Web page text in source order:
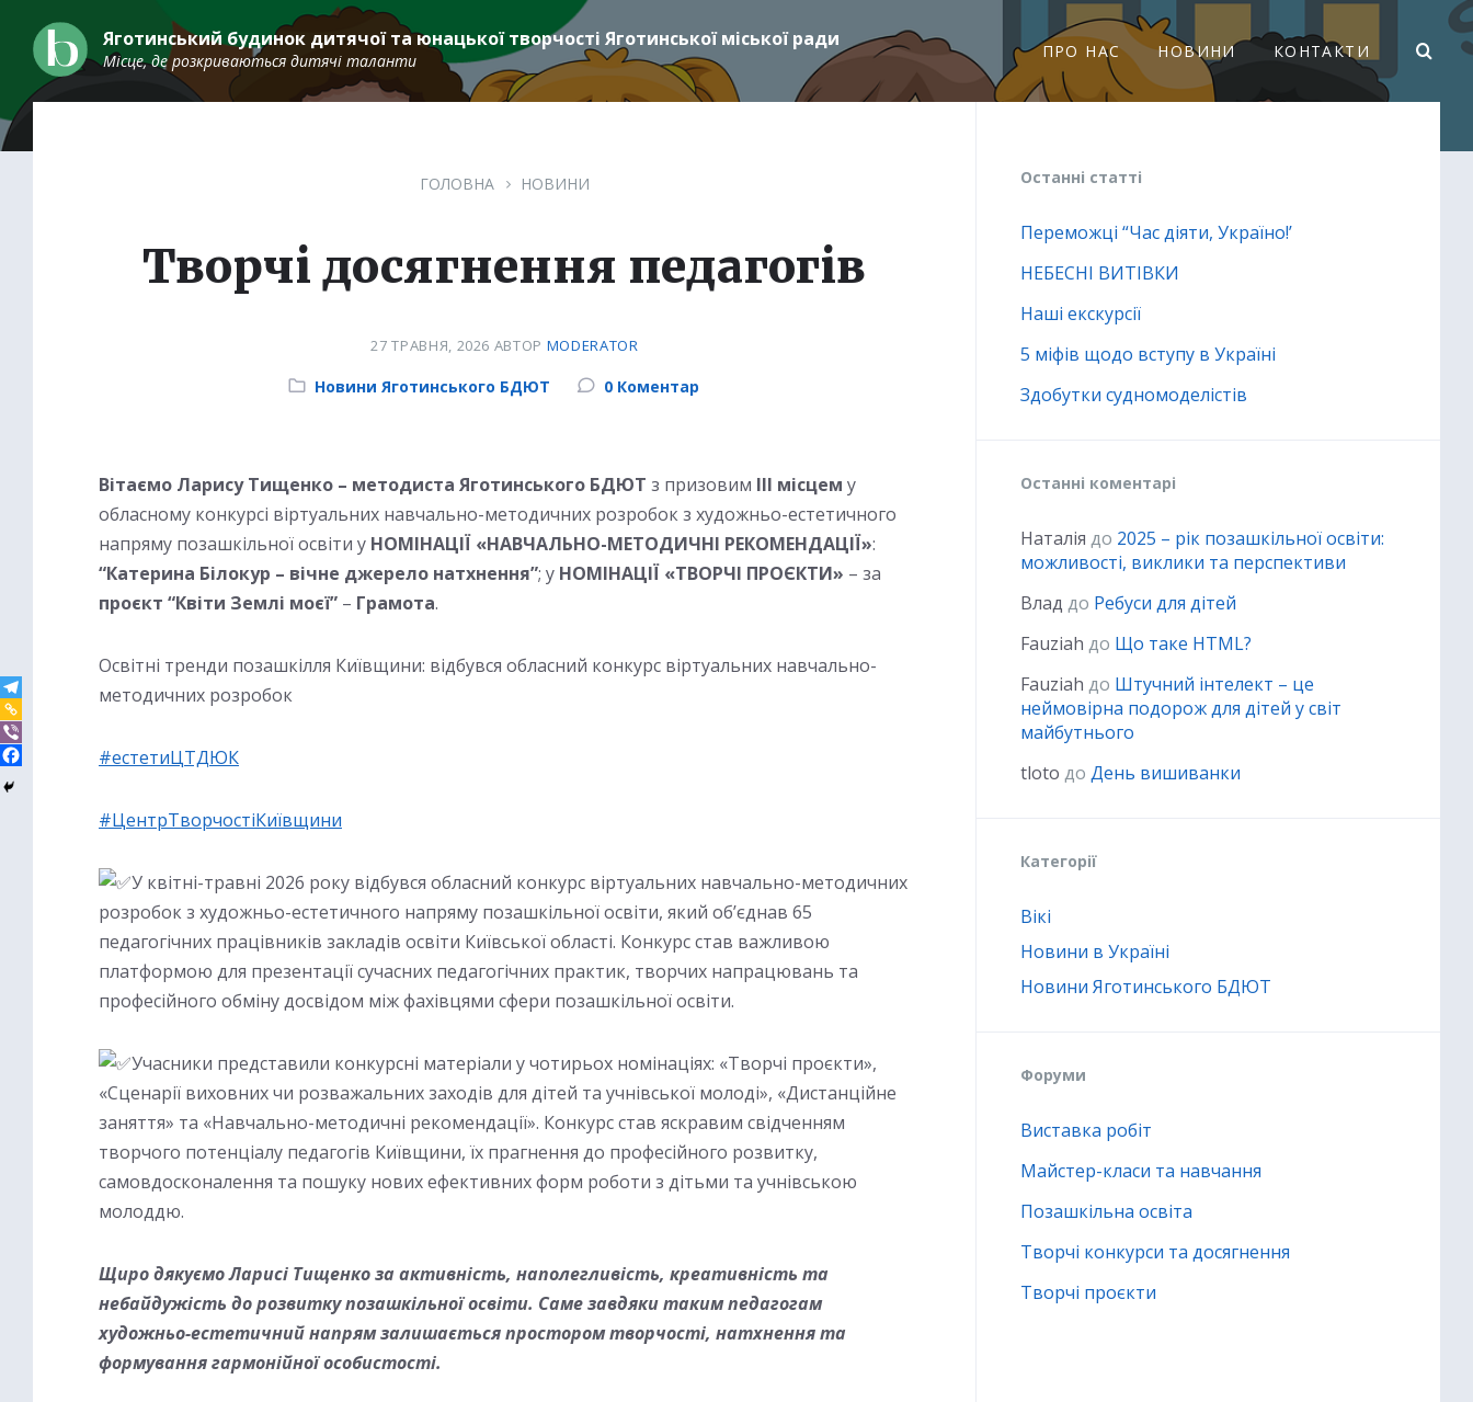
content
main
navigation
footer
Яготинський будинок дитячої та юнацької творчості Яготинської міської ради
Місце, де розкриваються дитячі таланти ПРО НАС НОВИНИ КОНТАКТИ
ГОЛОВНА НОВИНИ
Творчі досягнення педагогів
27 ТРАВНЯ, 2026 АВТОР MODERATOR
Category:
Новини Яготинського БДЮТ 0 Коментар
Вітаємо Ларису Тищенко – методиста Яготинського БДЮТ з призовим ІІІ місцем у
обласному конкурсі віртуальних навчально-методичних розробок з художньо-естетичного
напряму позашкільної освіти у НОМІНАЦІЇ «НАВЧАЛЬНО-МЕТОДИЧНІ РЕКОМЕНДАЦІЇ»:
“Катерина Білокур – вічне джерело натхнення”; у НОМІНАЦІЇ «ТВОРЧІ ПРОЄКТИ» – за
проєкт “Квіти Землі моєї” – Грамота.
Освітні тренди позашкілля Київщини: відбувся обласний конкурс віртуальних навчально-
методичних розробок
#естетиЦТДЮК
#ЦентрТворчостіКиївщини
У квітні-травні 2026 року відбувся обласний конкурс віртуальних навчально-методичних
розробок з художньо-естетичного напряму позашкільної освіти, який об’єднав 65
педагогічних працівників закладів освіти Київської області. Конкурс став важливою
платформою для презентації сучасних педагогічних практик, творчих напрацювань та
професійного обміну досвідом між фахівцями сфери позашкільної освіти.
Учасники представили конкурсні матеріали у чотирьох номінаціях: «Творчі проєкти»,
«Сценарії виховних чи розважальних заходів для дітей та учнівської молоді», «Дистанційне
заняття» та «Навчально-методичні рекомендації». Конкурс став яскравим свідченням
творчого потенціалу педагогів Київщини, їх прагнення до професійного розвитку,
самовдосконалення та пошуку нових ефективних форм роботи з дітьми та учнівською
молоддю.
Щиро дякуємо Ларисі Тищенко за активність, наполегливість, креативність та
небайдужість до розвитку позашкільної освіти. Саме завдяки таким педагогам
художньо-естетичний напрям залишається простором творчості, натхнення та
формування гармонійної особистості.
Останні статті
Переможці “Час діяти, Україно!’
НЕБЕСНІ ВИТІВКИ
Наші екскурсії
5 міфів щодо вступу в Україні
Здобутки судномоделістів
Останні коментарі
Наталія до 2025 – рік позашкільної освіти:
можливості, виклики та перспективи
Влад до Ребуси для дітей
Fauziah до Що таке HTML?
Fauziah до Штучний інтелект – це
неймовірна подорож для дітей у світ
майбутнього
tloto до День вишиванки
Категорії
Вікі
Новини в Україні
Новини Яготинського БДЮТ
Форуми
Виставка робіт
Майстер-класи та навчання
Позашкільна освіта
Творчі конкурси та досягнення
Творчі проєкти